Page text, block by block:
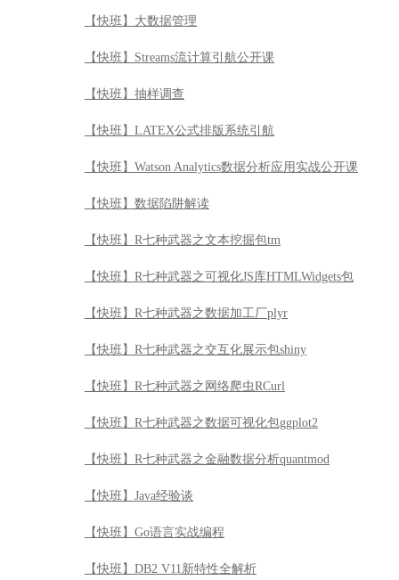
【快班】大数据管理
【快班】Streams流计算引航公开课
【快班】抽样调查
【快班】LATEX公式排版系统引航
【快班】Watson Analytics数据分析应用实战公开课
【快班】数据陷阱解读
【快班】R七种武器之文本挖掘包tm
【快班】R七种武器之可视化JS库HTMLWidgets包
【快班】R七种武器之数据加工厂plyr
【快班】R七种武器之交互化展示包shiny
【快班】R七种武器之网络爬虫RCurl
【快班】R七种武器之数据可视化包ggplot2
【快班】R七种武器之金融数据分析quantmod
【快班】Java经验谈
【快班】Go语言实战编程
【快班】DB2 V11新特性全解析